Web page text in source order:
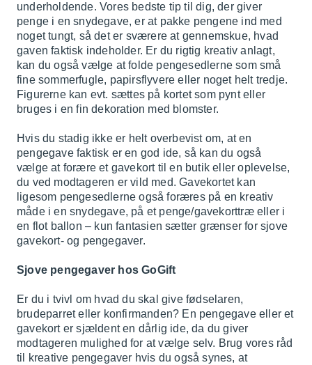
underholdende. Vores bedste tip til dig, der giver
penge i en snydegave, er at pakke pengene ind med
noget tungt, så det er sværere at gennemskue, hvad
gaven faktisk indeholder. Er du rigtig kreativ anlagt,
kan du også vælge at folde pengesedlerne som små
fine sommerfugle, papirsflyvere eller noget helt tredje.
Figurerne kan evt. sættes på kortet som pynt eller
bruges i en fin dekoration med blomster.
Hvis du stadig ikke er helt overbevist om, at en
pengegave faktisk er en god ide, så kan du også
vælge at forære et gavekort til en butik eller oplevelse,
du ved modtageren er vild med. Gavekortet kan
ligesom pengesedlerne også foræres på en kreativ
måde i en snydegave, på et penge/gavekorttræ eller i
en flot ballon – kun fantasien sætter grænser for sjove
gavekort- og pengegaver.
Sjove pengegaver hos GoGift
Er du i tvivl om hvad du skal give fødselaren,
brudeparret eller konfirmanden? En pengegave eller et
gavekort er sjældent en dårlig ide, da du giver
modtageren mulighed for at vælge selv. Brug vores råd
til kreative pengegaver hvis du også synes, at